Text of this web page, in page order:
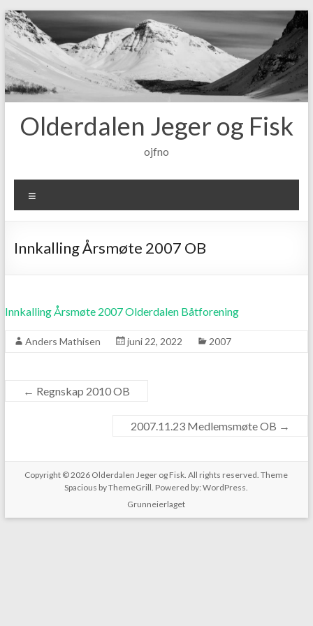
Skip
to
content
Olderdalen Jeger og Fisk
ojfno
Innkalling Årsmøte 2007 OB
Innkalling Årsmøte 2007 Olderdalen Båtforening
Anders Mathisen juni 22, 2022 2007
← Regnskap 2010 OB
2007.11.23 Medlemsmøte OB →
Copyright © 2026 Olderdalen Jeger og Fisk. All rights reserved. Theme
Spacious by ThemeGrill. Powered by:WordPress.
Grunneierlaget